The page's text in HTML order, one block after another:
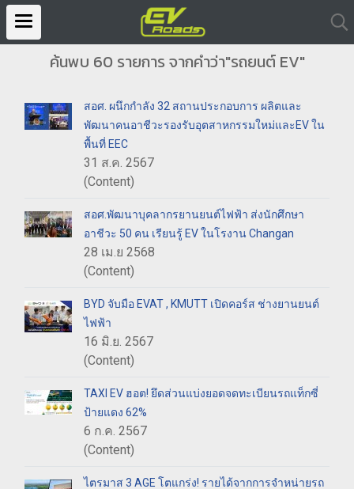
ค้นพบ 60 รายการ จากคำว่า"รถยนต์ EV"
สอศ. ผนึกกำลัง 32 สถานประกอบการ ผลิตและ
พัฒนาคนอาชีวะรองรับอุตสาหกรรมใหม่และEV ใน
พื้นที่ EEC
31 ส.ค. 2567
(Content)
สอศ.พัฒนาบุคลากรยานยนต์ไฟฟ้า ส่งนักศึกษา
อาชีวะ 50 คน เรียนรู้ EV ในโรงาน Changan
28 เม.ย 2568
(Content)
BYD จับมือ EVAT , KMUTT เปิดคอร์ส ช่างยานยนต์
ไฟฟ้า
16 มิ.ย. 2567
(Content)
TAXI EV ฮอต! ยึดส่วนแบ่งยอดจดทะเบียนรถแท็กซี่
ป้ายแดง 62%
6 ก.ค. 2567
(Content)
ไตรมาส 3 AGE โตแกร่ง! รายได้จากการจำหน่ายรถ